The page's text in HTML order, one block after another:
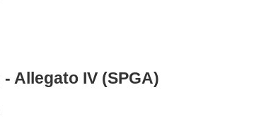
- Allegato IV (SPGA)